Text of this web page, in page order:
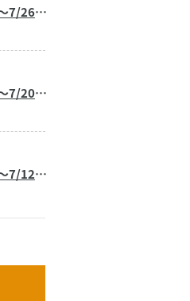
2026/7/25(土)～7/26(日) 今週のおすすめ商品
2026/7/18(土)～7/20(月・祝) 今週のおすすめ商品
2026/7/11(土)～7/12(日) 今週のおすすめ商品